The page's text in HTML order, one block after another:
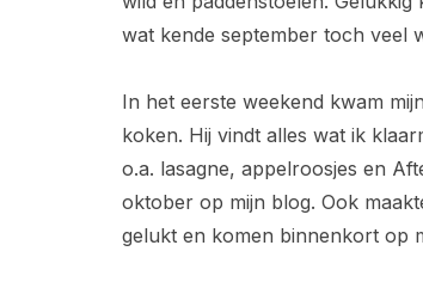
wat kende september toch veel
In het eerste weekend kwam
koken. Hij vindt alles wat ik
o.a. lasagne, appelroosjes en
oktober op mijn blog. Ook
gelukt en komen binnenkort op